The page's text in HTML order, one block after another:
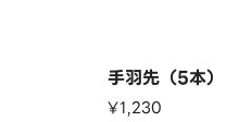
手羽先（5本）
¥1,230